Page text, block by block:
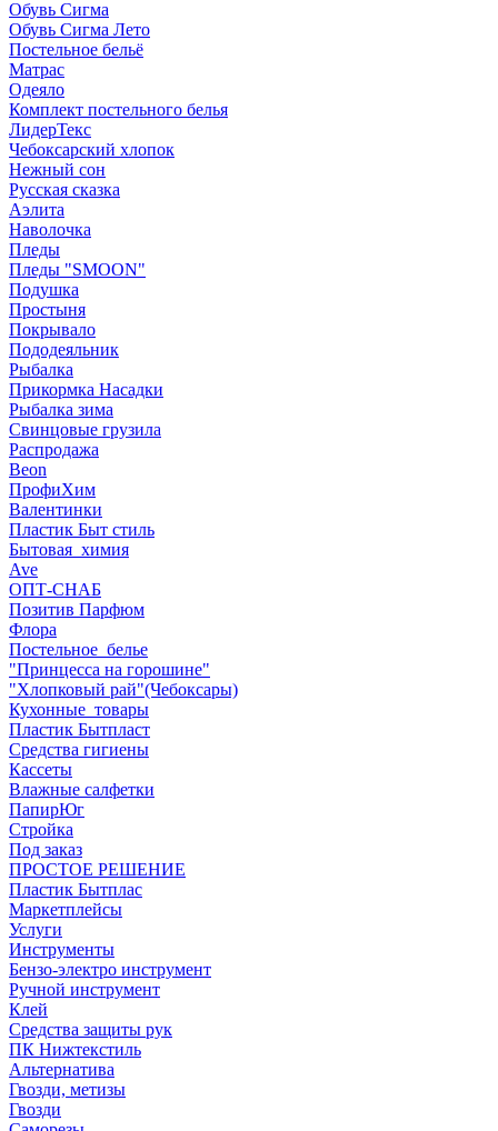
Обувь Сигма
Обувь Сигма Лето
Постельное бельё
Матрас
Одеяло
Комплект постельного белья
ЛидерТекс
Чебоксарский хлопок
Нежный сон
Русская сказка
Аэлита
Наволочка
Пледы
Пледы "SMOON"
Подушка
Простыня
Покрывало
Пододеяльник
Рыбалка
Прикормка Насадки
Рыбалка зима
Свинцовые грузила
Распродажа
Beon
ПрофиХим
Валентинки
Пластик Быт стиль
Бытовая_химия
Ave
ОПТ-СНАБ
Позитив Парфюм
Флора
Постельное_белье
"Принцесса на горошине"
"Хлопковый рай"(Чебоксары)
Кухонные_товары
Пластик Бытпласт
Средства гигиены
Кассеты
Влажные салфетки
ПапирЮг
Стройка
Под заказ
ПРОСТОЕ РЕШЕНИЕ
Пластик Бытплас
Маркетплейсы
Услуги
Инструменты
Бензо-электро инструмент
Ручной инструмент
Клей
Средства защиты рук
ПК Нижтекстиль
Альтернатива
Гвозди, метизы
Гвозди